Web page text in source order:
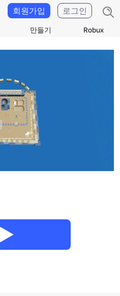
만들기 Robux
회원가입 로그인